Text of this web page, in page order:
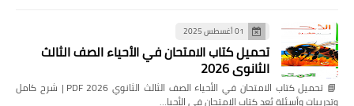
01 أغسطس 2025
تحميل كتاب الامتحان في الأحياء الصف الثالث
الثانوي 2026
📘 تحميل كتاب الامتحان في الأحياء الصف الثالث الثانوي 2026 PDF | شرح كامل
وتدريبات وأسئلة يُعد كتاب الامتحان في الأحيا…